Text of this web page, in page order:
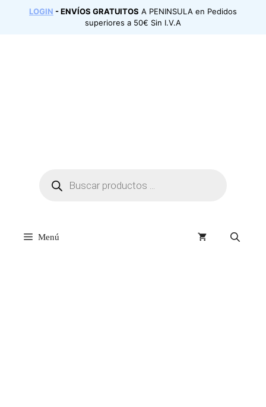
LOGIN - ENVÍOS GRATUITOS A PENINSULA en Pedidos
superiores a 50€ Sin I.V.A
productos
Menú